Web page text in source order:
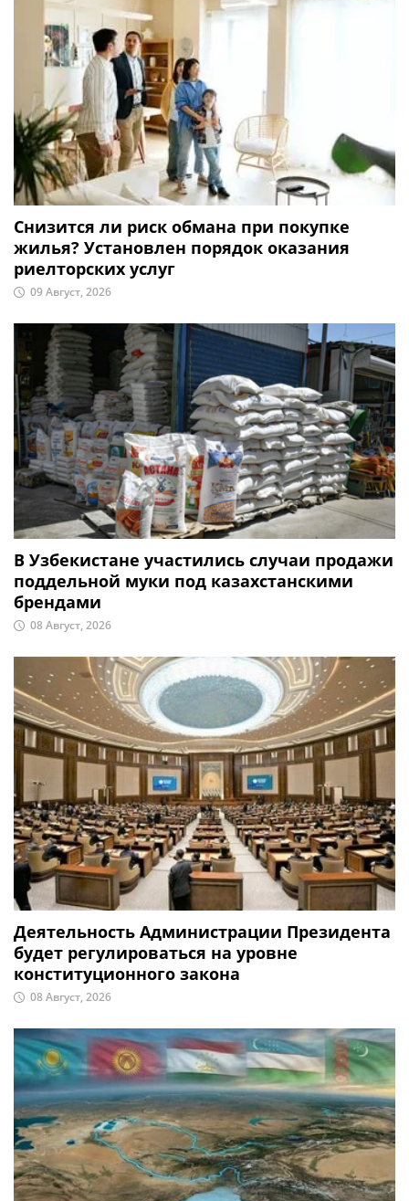
Снизится ли риск обмана при покупке
жилья? Установлен порядок оказания
риелторских услуг
09 Август, 2026
В Узбекистане участились случаи продажи
поддельной муки под казахстанскими
брендами
08 Август, 2026
Деятельность Администрации Президента
будет регулироваться на уровне
конституционного закона
08 Август, 2026